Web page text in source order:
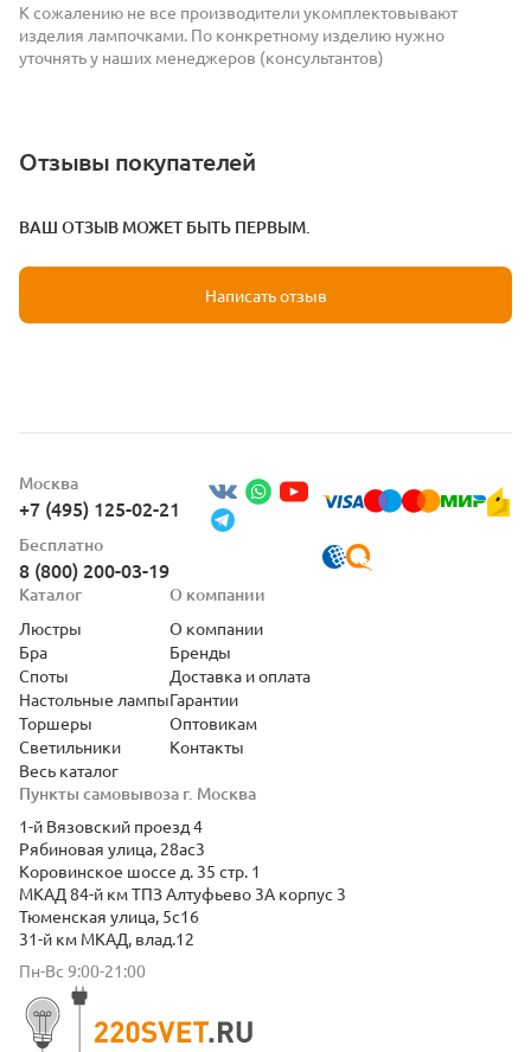
К сожалению не все производители укомплектовывают
изделия лампочками. По конкретному изделию нужно
уточнять у наших менеджеров (консультантов)
Отзывы покупателей
ВАШ ОТЗЫВ МОЖЕТ БЫТЬ ПЕРВЫМ.
Написать отзыв
Москва
+7 (495) 125-02-21
Бесплатно
8 (800) 200-03-19
Пункты самовывоза г. Москва
1-й Вязовский проезд 4
Рябиновая улица, 28ас3
Коровинское шоссе д. 35 стр. 1
МКАД 84-й км ТПЗ Алтуфьево 3А корпус 3
Тюменская улица, 5с16
31-й км МКАД, влад.12
Пн-Вс 9:00-21:00
Каталог
Люстры
Бра
Споты
Настольные лампы
Торшеры
Светильники
Весь каталог
О компании
О компании
Бренды
Доставка и оплата
Гарантии
Оптовикам
Контакты